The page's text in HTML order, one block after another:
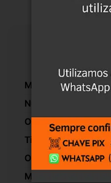
Marca:
Número De Peça:
Origem:
Tipo De Veículo:
OEM:
Modelo: